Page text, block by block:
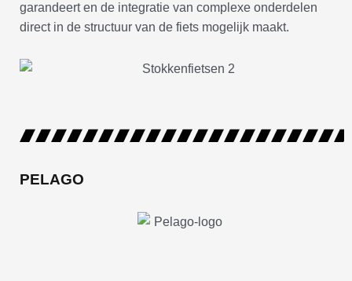
garandeert en de integratie van complexe onderdelen
direct in de structuur van de fiets mogelijk maakt.
PELAGO